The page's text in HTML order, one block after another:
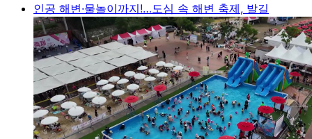
인공 해변·물놀이까지!…도심 속 해변 축제, 발길